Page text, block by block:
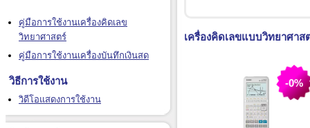
คู่มือการใช้งานเครื่องคิดเลข
วิทยาศาสตร์
คู่มือการใช้งานเครื่องบันทึกเงินสด
วิธีการใช้งาน
วิดีโอแสดงการใช้งาน
เครื่องคิดเลขแบบวิทยาศาส
-0%